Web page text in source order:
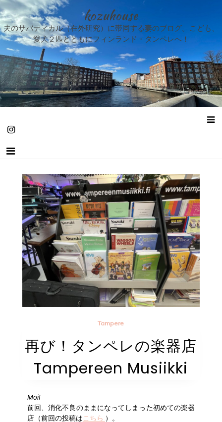
kozuhouse
夫のサバティカル（在外研究）に帯同する妻のブログ。こども、
愛犬２匹とともにフィンランド・タンペレへ！
Tampere
再び！タンペレの楽器店
Tampereen Musiikki
Moi!
前回、消化不良のままになってしまった初めての楽器
店（前回の投稿は こちら ）。